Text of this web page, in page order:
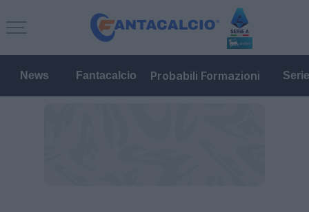
News Fantacalcio Probabili Formazioni